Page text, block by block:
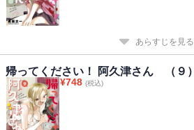
あらすじを見る
帰ってください！ 阿久津さん （９）
¥748 (税込)